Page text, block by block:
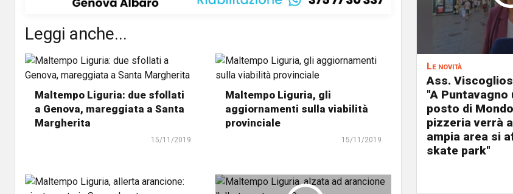
Leggi anche...
Maltempo Liguria: due sfollati
a Genova, mareggiata a Santa
Margherita
15/11/2019
Maltempo Liguria, gli
aggiornamenti sulla viabilità
provinciale
15/11/2019
Le novità
Ass.
"A Puntavagno
posto di
pizzeria verrà
ampia area si
skate park"